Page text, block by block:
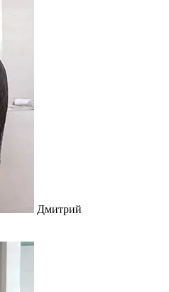
Дмитрий